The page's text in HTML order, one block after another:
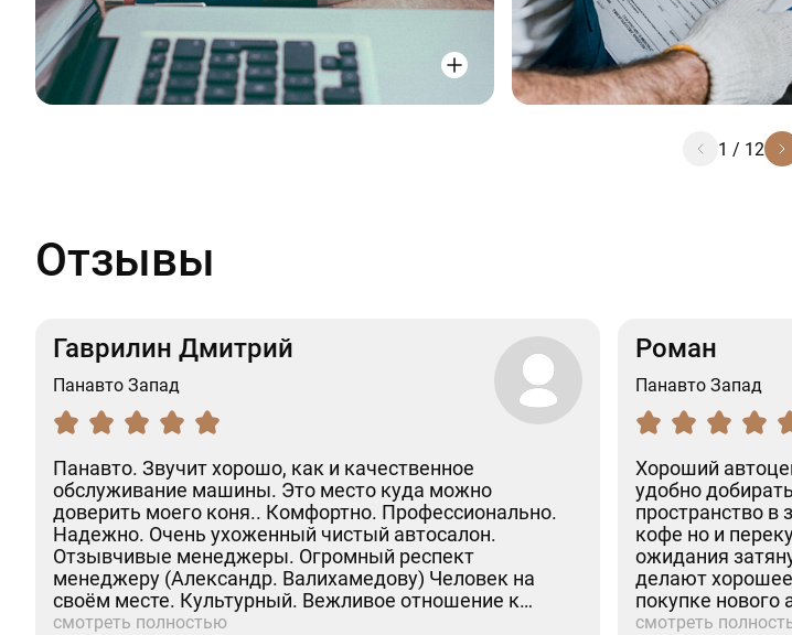
1 / 12
Отзывы
Гаврилин Дмитрий
Панавто Запад
Панавто. Звучит хорошо, как и качественное
обслуживание машины. Это место куда можно
доверить моего коня.. Комфортно. Профессионально.
Надежно. Очень ухоженный чистый автосалон.
Отзывчивые менеджеры. Огромный респект
менеджеру (Александр. Валихамедову) Человек на
своём месте. Культурный. Вежливое отношение к
клиентам. Недавно проходил там ТО-2. (GLS). Все по
смотреть полностью
Роман
Панавто Запад
Хороший
удобно
пространство в
кофе но и
ожидания
делают
покупке нового
От посещения
смотреть